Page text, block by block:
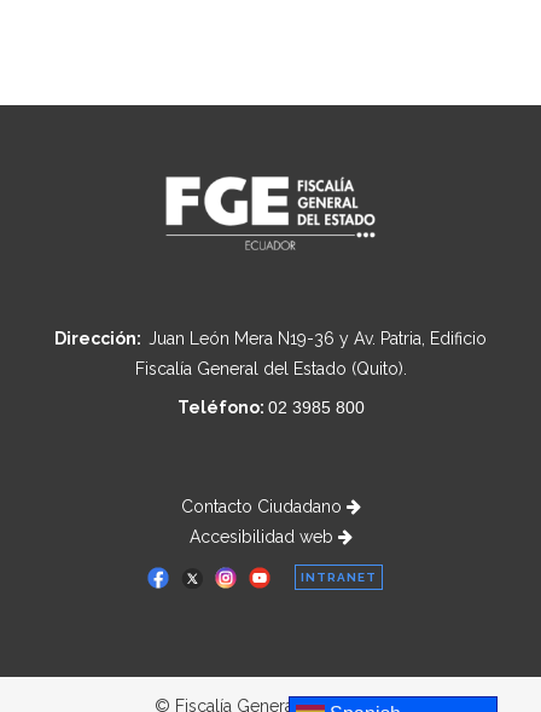
Dirección: Juan León Mera N19-36 y Av. Patria, Edificio
Fiscalía General del Estado (Quito).
Teléfono: 02 3985 800
Contacto Ciudadano
Accesibilidad web
INTRANET
© Fiscalía General del Estado